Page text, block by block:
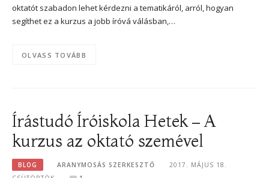
oktatót szabadon lehet kérdezni a tematikáról, arról, hogyan
segíthet ez a kurzus a jobb íróvá válásban,…
OLVASS TOVÁBB
Írástudó Íróiskola Hetek – A
kurzus az oktató szemével
BLOG ARANYMOSÁS SZERKESZTŐ
2017. MÁJUS 18.